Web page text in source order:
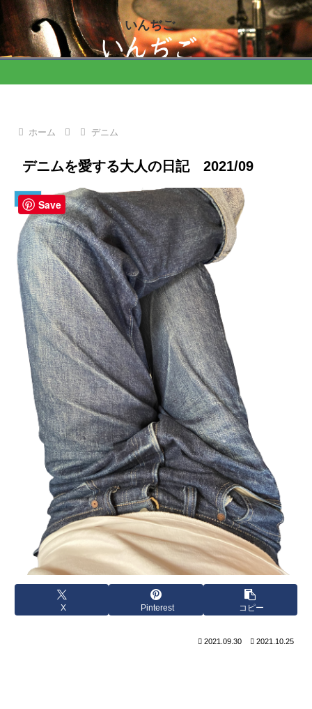
いんぢご
ホーム デニム
デニムを愛する大人の日記 2021/09
デニム
X Pinterest コピー
2021.09.30 2021.10.25
Save